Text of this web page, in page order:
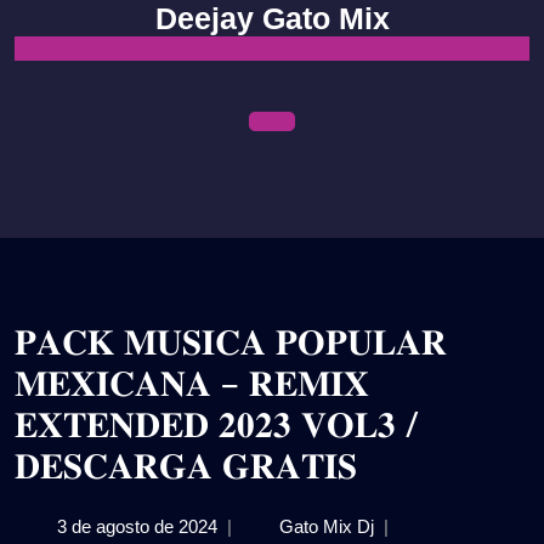
content
Deejay Gato Mix
𝐏𝐀𝐂𝐊 𝐌𝐔𝐒𝐈𝐂𝐀 𝐏𝐎𝐏𝐔𝐋𝐀𝐑
𝐌𝐄𝐗𝐈𝐂𝐀𝐍𝐀 – 𝐑𝐄𝐌𝐈𝐗
𝐄𝐗𝐓𝐄𝐍𝐃𝐄𝐃 𝟐𝟎𝟐𝟑 𝐕𝐎𝐋𝟑 /
𝐃𝐄𝐒𝐂𝐀𝐑𝐆𝐀 𝐆𝐑𝐀𝐓𝐈𝐒
3 de agosto de 20243 | Gato Mix Dj𝐏𝐀𝐂𝐊
|